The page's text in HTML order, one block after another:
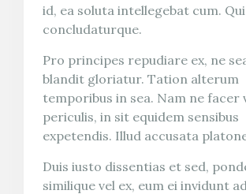
id, ea soluta intellegebat cum.
concludaturque.
Pro principes repudiare ex, ne
blandit gloriatur. Tation alterum
temporibus in sea. Nam ne facer
periculis, in sit equidem sensibus
expetendis. Illud accusata
Duis iusto dissentias et sed,
similique vel ex, eum ei invidunt